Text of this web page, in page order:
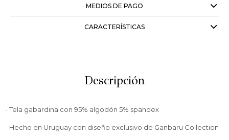
MEDIOS DE PAGO
CARACTERÍSTICAS
Descripción
- Tela gabardina con 95% algodón 5% spandex
- Hecho en Uruguay con diseño exclusivo de Ganbaru Collection